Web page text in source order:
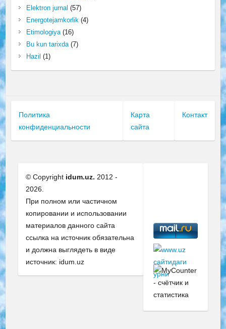
Elektron jurnal (57)
Energotejamkorlik(4)
Etimologiya(16)
Bu kun tarixda(7)
Hazil (1)
Политика
конфиденциальности
Карта
сайта
Контакт
© Copyright idum.uz. 2012 -
2026.
При полном или частичном
копировании и использовании
материалов данного сайта
ссылка на источник обязательна
и должна выглядеть в виде
источник: idum.uz